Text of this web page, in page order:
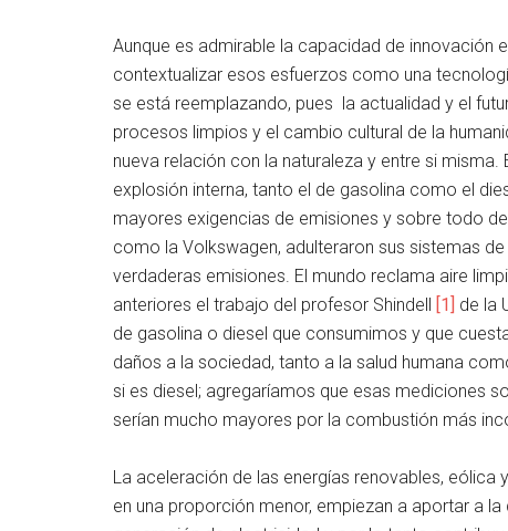
Aunque es admirable la capacidad de
contextualizar esos esfuerzos como una
se está reemplazando, pues la actualidad y el
procesos limpios y el cambio cultural de la
nueva relación con la naturaleza y entre si
explosión interna, tanto el de gasolina como el
mayores exigencias de emisiones y sobre todo
como la Volkswagen, adulteraron sus sistemas
verdaderas emisiones. El mundo reclama aire
anteriores el trabajo del profesor Shindell [1] de la
de gasolina o diesel que consumimos y que
daños a la sociedad, tanto a la salud humana
si es diesel; agregaríamos que esas mediciones
serían mucho mayores por la combustión más
La aceleración de las energías renovables,
en una proporción menor, empiezan a aportar a